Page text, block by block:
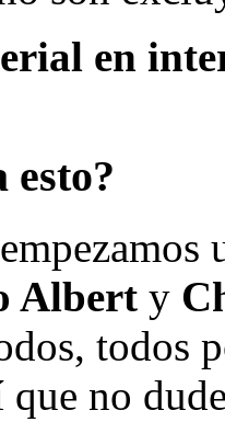
en
esto?
Albert y
todos
no